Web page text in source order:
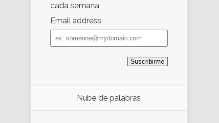
cada semana
Email address
Email
address
Nube de palabras